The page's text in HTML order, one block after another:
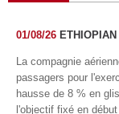
01/08/26
La compagnie
passagers pour
hausse de 8 % en
l'objectif fixé en